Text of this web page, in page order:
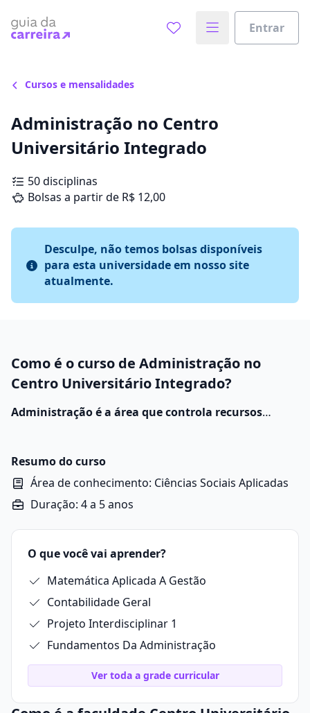
Entrar
Cursos e mensalidades
Administração no Centro
Universitário Integrado
50 disciplinas
Bolsas a partir de R$ 12,00
Desculpe, não temos bolsas disponíveis
para esta universidade em nosso site
atualmente.
Como é o curso de Administração no
Centro Universitário Integrado?
Administração é a área que controla recursos
organizacionais.Suas práticas envolvem análise de
custos, otimização de desempenho e planejamento
técnico.
Resumo do curso
Área de conhecimento: Ciências Sociais Aplicadas
Duração: 4 a 5 anos
O que você vai aprender?
Matemática Aplicada A Gestão
Contabilidade Geral
Projeto Interdisciplinar 1
Fundamentos Da Administração
Ver toda a grade curricular